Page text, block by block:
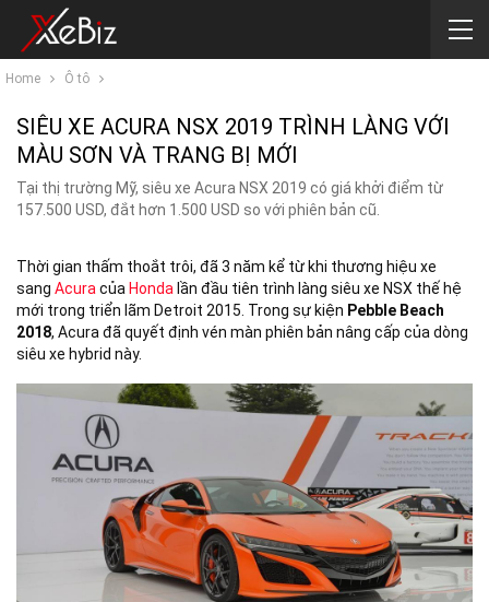
Home Ô tô
SIÊU XE ACURA NSX 2019 TRÌNH LÀNG VỚI
MÀU SƠN VÀ TRANG BỊ MỚI
Tại thị trường Mỹ, siêu xe Acura NSX 2019 có giá khởi điểm từ
157.500 USD, đắt hơn 1.500 USD so với phiên bản cũ.
Thời gian thấm thoắt trôi, đã 3 năm kể từ khi thương hiệu xe
sang Acura của Honda lần đầu tiên trình làng siêu xe NSX thế hệ
mới trong triển lãm Detroit 2015. Trong sự kiện Pebble Beach
2018, Acura đã quyết định vén màn phiên bản nâng cấp của dòng
siêu xe hybrid này.